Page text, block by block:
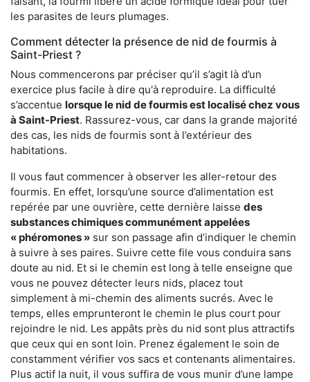
les parasites de leurs plumages.
Comment détecter la présence de nid de fourmis à
Saint-Priest ?
Nous commencerons par préciser qu’il s’agit là d’un
exercice plus facile à dire qu'à reproduire. La difficulté
s’accentue lorsque le nid de fourmis est localisé chez vous
à Saint-Priest. Rassurez-vous, car dans la grande majorité
des cas, les nids de fourmis sont à l’extérieur des
habitations.
Il vous faut commencer à observer les aller-retour des
fourmis. En effet, lorsqu’une source d’alimentation est
repérée par une ouvrière, cette dernière laisse des
substances chimiques communément appelées
« phéromones » sur son passage afin d’indiquer le chemin
à suivre à ses paires. Suivre cette file vous conduira sans
doute au nid. Et si le chemin est long à telle enseigne que
vous ne pouvez détecter leurs nids, placez tout
simplement à mi-chemin des aliments sucrés. Avec le
temps, elles emprunteront le chemin le plus court pour
rejoindre le nid. Les appâts près du nid sont plus attractifs
que ceux qui en sont loin. Prenez également le soin de
constamment vérifier vos sacs et contenants alimentaires.
Plus actif la nuit, il vous suffira de vous munir d’une lampe